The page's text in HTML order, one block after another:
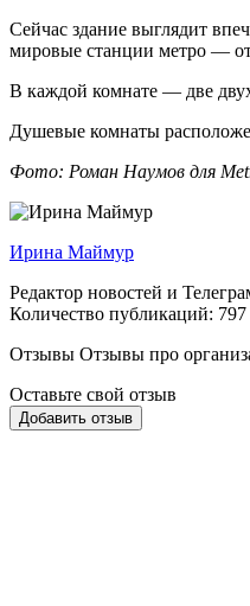
Сейчас здание выглядит
мировые станции метро —
В каждой комнате — две
Душевые комнаты
Фото: Роман Наумов для
Ирина Маймур
Редактор новостей и
Количество публикаций: 797
Отзывы Отзывы про
Оставьте свой отзыв
Добавить отзыв